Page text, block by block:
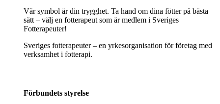
Vår symbol är din trygghet. Ta hand om dina fötter på bästa
sätt – välj en fotterapeut som är medlem i Sveriges
Fotterapeuter!
Sveriges fotterapeuter – en yrkesorganisation för företag med
verksamhet i fotterapi.
Förbundets styrelse